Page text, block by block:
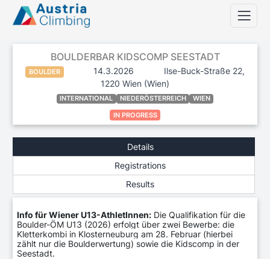
BOULDERBAR KIDSCOMP SEESTADT
BOULDER 14.3.2026
Ilse-Buck-Straße 22,
1220 Wien (Wien)
INTERNATIONAL NIEDERÖSTERREICH WIEN
IN PROGRESS
Details
Registrations
Results
Info für Wiener U13-AthletInnen: Die Qualifikation für die
Boulder-ÖM U13 (2026) erfolgt über zwei Bewerbe: die
Kletterkombi in Klosterneuburg am 28. Februar (hierbei
zählt nur die Boulderwertung) sowie die Kidscomp in der
Seestadt.